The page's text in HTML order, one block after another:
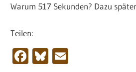
Warum 517 Sekunden? Dazu
Teilen:
Facebook
Bluesky